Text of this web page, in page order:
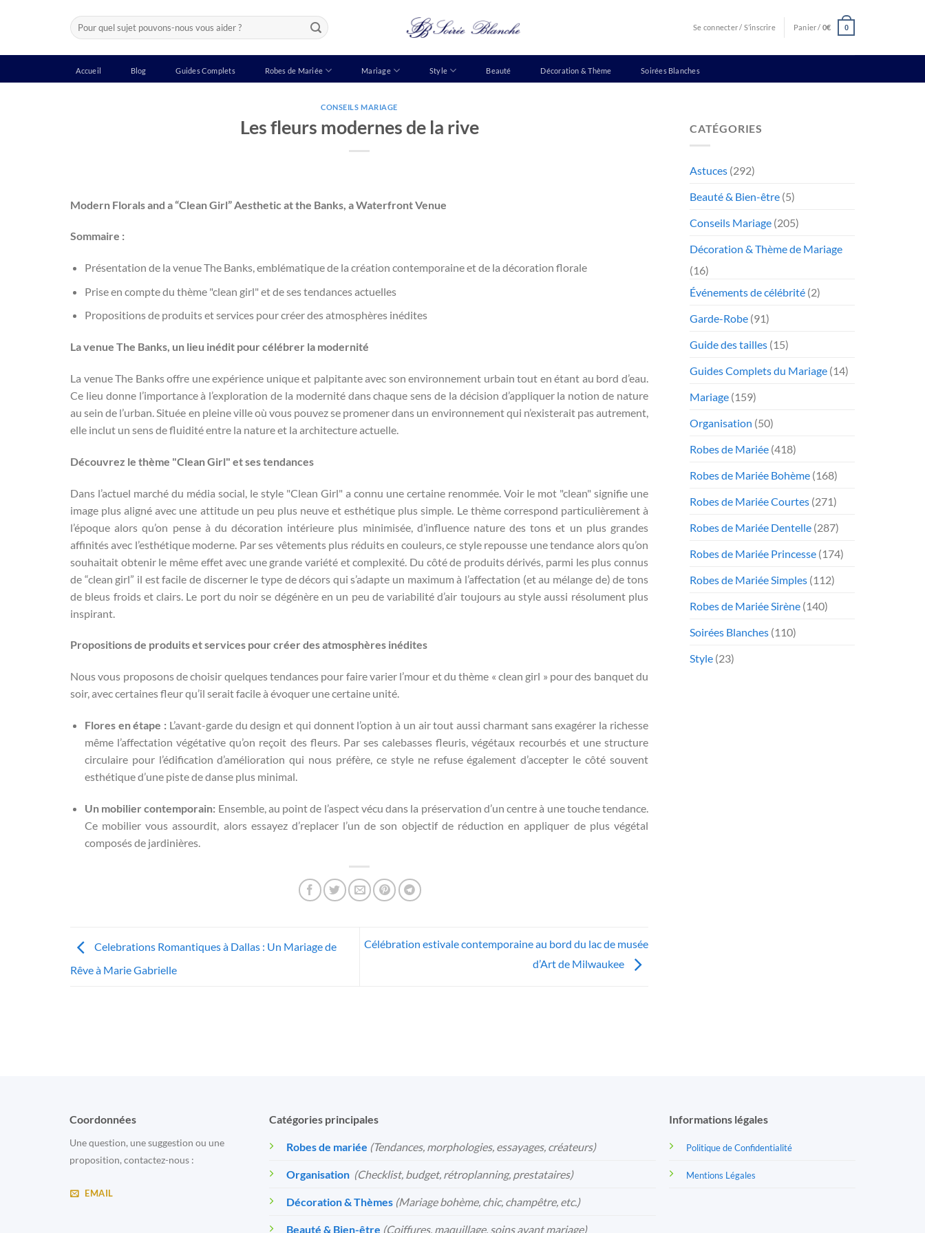
Recherche
pour :
Se connecter / S’inscrire Panier / 0€ 0
Accueil Blog Guides Complets Robes de Mariée Mariage Style Beauté Décoration & Thème Soirées Blanches
CONSEILS MARIAGE
Les fleurs modernes de la rive
Modern Florals and a “Clean Girl” Aesthetic at the Banks, a Waterfront Venue
Sommaire :
Présentation de la venue The Banks, emblématique de la création contemporaine et de la décoration florale
Prise en compte du thème "clean girl" et de ses tendances actuelles
Propositions de produits et services pour créer des atmosphères inédites
La venue The Banks, un lieu inédit pour célébrer la modernité
La venue The Banks offre une expérience unique et palpitante avec son environnement urbain tout en étant au bord d’eau.
Ce lieu donne l’importance à l’exploration de la modernité dans chaque sens de la décision d’appliquer la notion de nature
au sein de l’urban. Située en pleine ville où vous pouvez se promener dans un environnement qui n’existerait pas autrement,
elle inclut un sens de fluidité entre la nature et la architecture actuelle.
Découvrez le thème "Clean Girl" et ses tendances
Dans l’actuel marché du média social, le style "Clean Girl" a connu une certaine renommée. Voir le mot "clean" signifie une
image plus aligné avec une attitude un peu plus neuve et esthétique plus simple. Le thème correspond particulièrement à
l’époque alors qu’on pense à du décoration intérieure plus minimisée, d’influence nature des tons et un plus grandes
affinités avec l’esthétique moderne. Par ses vêtements plus réduits en couleurs, ce style repousse une tendance alors qu’on
souhaitait obtenir le même effet avec une grande variété et complexité. Du côté de produits dérivés, parmi les plus connus
de “clean girl” il est facile de discerner le type de décors qui s’adapte un maximum à l’affectation (et au mélange de) de tons
de bleus froids et clairs. Le port du noir se dégénère en un peu de variabilité d’air toujours au style aussi résolument plus
inspirant.
Propositions de produits et services pour créer des atmosphères inédites
Nous vous proposons de choisir quelques tendances pour faire varier l’mour et du thème « clean girl » pour des banquet du
soir, avec certaines fleur qu’il serait facile à évoquer une certaine unité.
Flores en étape : L’avant-garde du design et qui donnent l’option à un air tout aussi charmant sans exagérer la richesse
même l’affectation végétative qu’on reçoit des fleurs. Par ses calebasses fleuris, végétaux recourbés et une structure
circulaire pour l’édification d’amélioration qui nous préfère, ce style ne refuse également d’accepter le côté souvent
esthétique d’une piste de danse plus minimal.
Un mobilier contemporain: Ensemble, au point de l’aspect vécu dans la préservation d’un centre à une touche tendance.
Ce mobilier vous assourdit, alors essayez d’replacer l’un de son objectif de réduction en appliquer de plus végétal
composés de jardinières.
Celebrations Romantiques à Dallas : Un Mariage de
Rêve à Marie Gabrielle
Célébration estivale contemporaine au bord du lac de musée
d’Art de Milwaukee
CATÉGORIES
Astuces (292)
Beauté & Bien-être (5)
Conseils Mariage (205)
Décoration & Thème de Mariage
(16)
Événements de célébrité (2)
Garde-Robe (91)
Guide des tailles (15)
Guides Complets du Mariage (14)
Mariage (159)
Organisation (50)
Robes de Mariée (418)
Robes de Mariée Bohème (168)
Robes de Mariée Courtes (271)
Robes de Mariée Dentelle (287)
Robes de Mariée Princesse (174)
Robes de Mariée Simples (112)
Robes de Mariée Sirène (140)
Soirées Blanches (110)
Style (23)
Coordonnées
Une question, une suggestion ou une
proposition, contactez-nous :
EMAIL
Catégories principales
Robes de mariée (Tendances, morphologies, essayages, créateurs)
Organisation (Checklist, budget, rétroplanning, prestataires)
Décoration & Thèmes (Mariage bohème, chic, champêtre, etc.)
Beauté & Bien-être (Coiffures, maquillage, soins avant mariage)
Informations légales
Politique de Confidentialité
Mentions Légales